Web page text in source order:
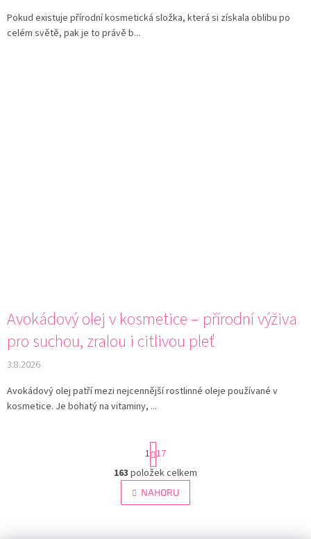
Pokud existuje přírodní kosmetická složka, která si získala oblibu po
celém světě, pak je to právě b...
Avokádový olej v kosmetice – přírodní výživa
pro suchou, zralou i citlivou pleť
3.8.2026
Avokádový olej patří mezi nejcennější rostlinné oleje používané v
kosmetice. Je bohatý na vitaminy, ...
O
v
l
S
t
r
á
n
k
1 17
163 položek celkem
NAHORU